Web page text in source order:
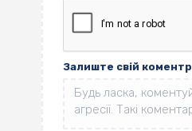
Залиште свій коментр